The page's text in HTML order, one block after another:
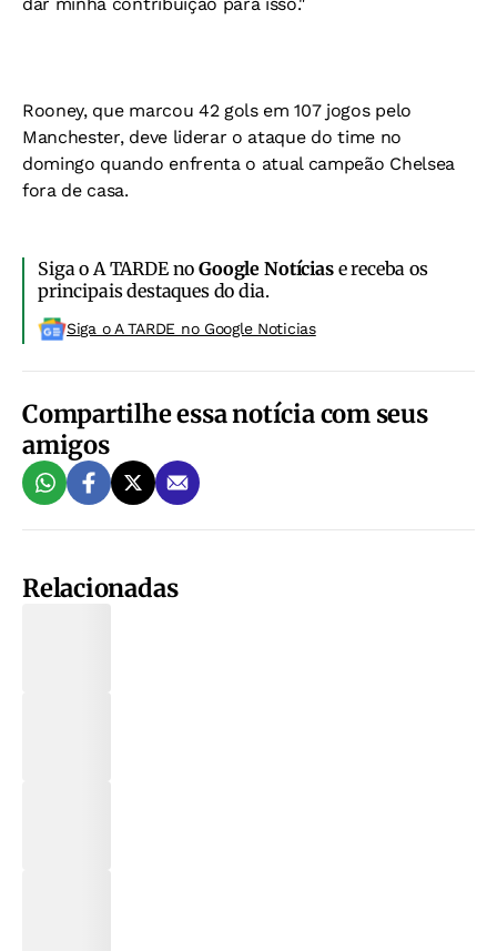
Rooney, que marcou 42 gols em 107 jogos pelo
Manchester, deve liderar o ataque do time no
domingo quando enfrenta o atual campeão Chelsea
fora de casa.
Siga o A TARDE noGoogle Notíciase receba os
principais destaques do dia.
Siga o A TARDE no Google Noticias
Compartilhe essa notícia com seus
amigos
Relacionadas